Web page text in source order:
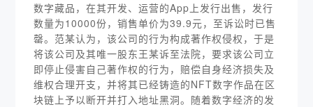
数字藏品，在其开发、运营的App上发行出售，发行
数量为10000份，销售单价为39.9元，至诉讼时已售
罄。范某认为，该公司的行为构成著作权侵权，于是
将该公司及其唯一股东王某诉至法院，要求该公司立
即停止侵害自己著作权的行为，赔偿自身经济损失及
维权合理开支，并将其已经铸造的NFT数字作品在区
块链上予以断开并打入地址黑洞。随着数字经济的发